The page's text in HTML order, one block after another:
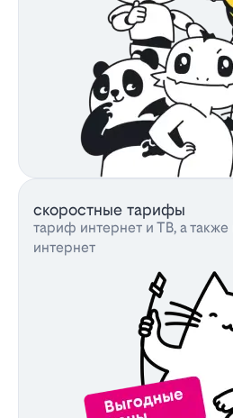
скоростные тарифы
тариф интернет и ТВ, а
интернет